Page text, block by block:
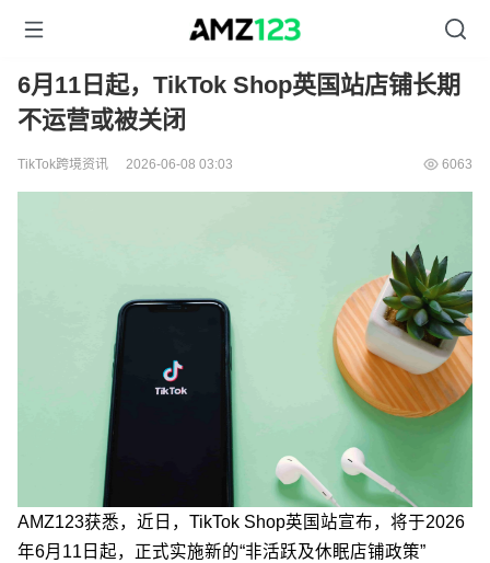
6月11日起，TikTok Shop英国站店铺长期
不运营或被关闭
TikTok跨境资讯 2026-06-08 03:03 6063
AMZ123获悉，近日，TikTok Shop英国站宣布，将于2026
年6月11日起，正式实施新的“非活跃及休眠店铺政策”